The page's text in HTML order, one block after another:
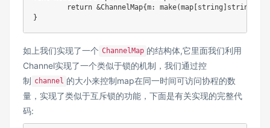
return &ChannelMap{m: make(map [string ] string
}
如上我们实现了一个 ChannelMap 的结构体,它里面我们利用
Channel实现了一个类似于锁的机制，我们通过控
制 channel 的大小来控制map在同一时间可访问协程的数
量，实现了类似于互斥锁的功能，下面是有关实现的完整代
码: